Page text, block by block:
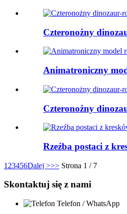
Czteronożny
Animatroniczny
Czteronożny
Rzeźba postaci z
1 23456Dalej >>> Strona 1 / 7
Skontaktuj się z nami
Telefon / WhatsApp